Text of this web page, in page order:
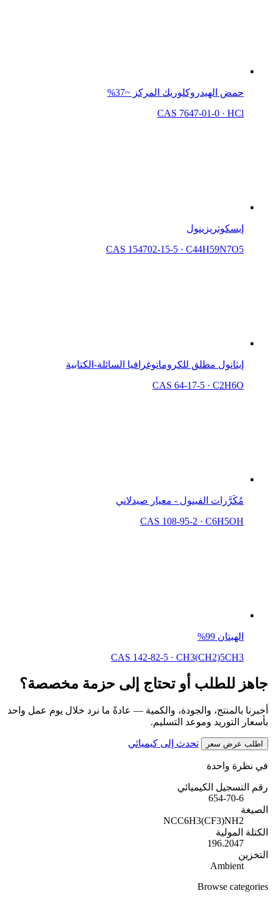
حمض الهيدروكلوريك المركز ~37%
CAS 7647-01-0 · HCl
إيسكوتريزينول
CAS 154702-15-5 · C44H59N7O5
إيثانول مطلق للكروماتوغرافيا السائلة-الكتابية
CAS 64-17-5 · C2H6O
مُكَرَّرات الفينول - معيار صيدلاني
CAS 108-95-2 · C6H5OH
الهبتان 99%
CAS 142-82-5 · CH3(CH2)5CH3
جاهز للطلب أو تحتاج إلى حزمة مخصصة؟
أخبرنا بالمنتج، والجودة، والكمية — عادةً ما نرد خلال يوم عمل واحد
بأسعار التوريد وموعد التسليم.
اطلب عرض سعر تحدث إلى كيميائي
في نظرة واحدة
رقم التسجيل الكيميائي
654-70-6
الصيغة
NCC6H3(CF3)NH2
الكتلة المولية
196.2047
التخزين
Ambient
Browse categories